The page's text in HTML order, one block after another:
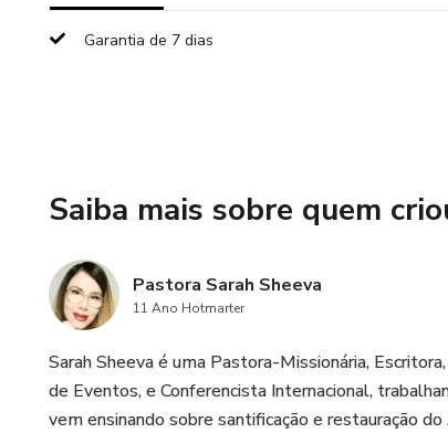
Após o filme, teremos
e o grande momento
- Está incluso no
- Classificação: 7 anos.
aconselhamos levar
Garantia de 7 dias
Saiba mais sobre quem
Pastora Sarah Sheeva
11 Ano Hotmarter
Sarah Sheeva é uma Pastora-Missionária,
de Eventos, e Conferencista Internacional,
vem ensinando sobre santificação e restauração